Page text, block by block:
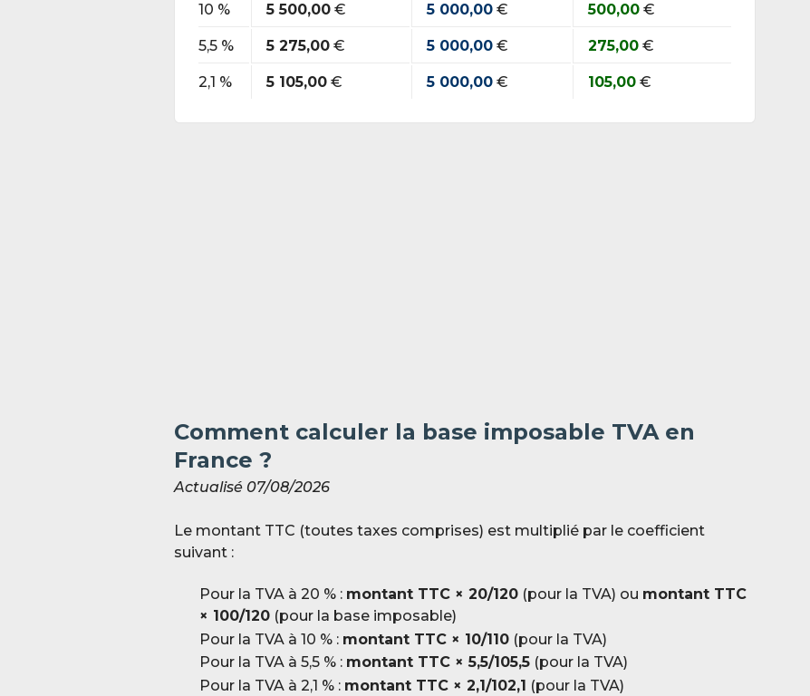
10 % 5 500,00 € 5 000,00 € 500,00 €
5,5 % 5 275,00 € 5 000,00 € 275,00 €
2,1 % 5 105,00 € 5 000,00 € 105,00 €
Comment calculer la base imposable TVA en
France ?
Actualisé 07/08/2026
Le montant TTC (toutes taxes comprises) est multiplié par le coefficient
suivant :
Pour la TVA à 20 % : montant TTC × 20/120 (pour la TVA) ou montant TTC
× 100/120 (pour la base imposable)
Pour la TVA à 10 % : montant TTC × 10/110 (pour la TVA)
Pour la TVA à 5,5 % : montant TTC × 5,5/105,5 (pour la TVA)
Pour la TVA à 2,1 % : montant TTC × 2,1/102,1 (pour la TVA)